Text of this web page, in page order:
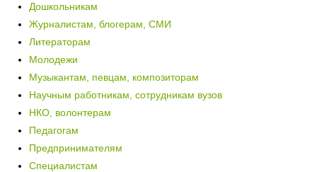
Дошкольникам
Журналистам, блогерам, СМИ
Литераторам
Молодежи
Музыкантам, певцам, композиторам
Научным работникам, сотрудникам вузов
НКО, волонтерам
Педагогам
Предпринимателям
Специалистам